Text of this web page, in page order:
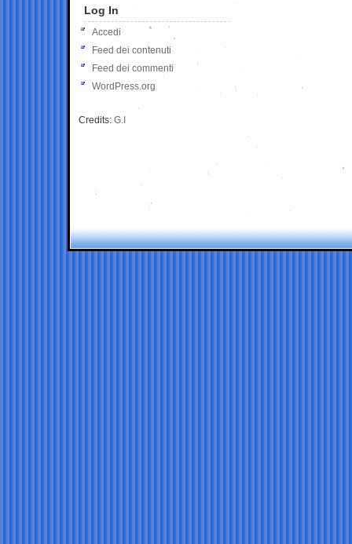
Log In
Accedi
Feed dei contenuti
Feed dei commenti
WordPress.org
Credits: G.I